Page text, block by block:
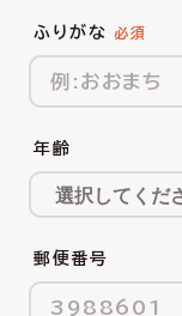
ふりがな
年齢
郵便番号